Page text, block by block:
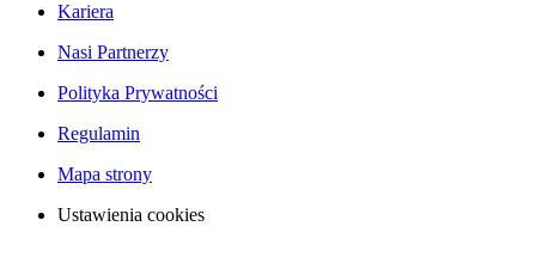
Kariera
Nasi Partnerzy
Polityka Prywatności
Regulamin
Mapa strony
Ustawienia cookies